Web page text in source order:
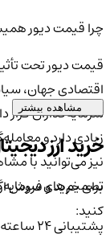
چرا قیمت دیور
قیمت دیور تحت
اقتصادی جهان،
سرمایه‌گذاران قرار
زیادی دارد و
نیز می‌توانید با
تصمیم‌های
پشتیبانی ۲۴ ساعته کیف پول من
مشاهده بیشتر
خرید ارز دیجیتال در 3
برای خرید و فروش
کنید: